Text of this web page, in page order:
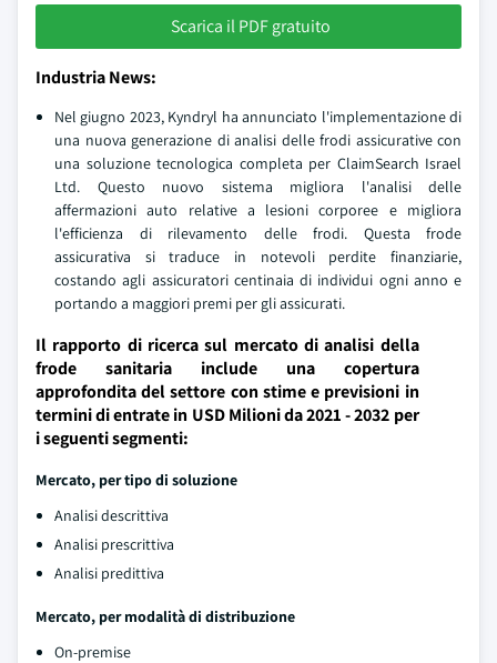
Scarica il PDF gratuito
Industria News:
Nel giugno 2023, Kyndryl ha annunciato l'implementazione di
una nuova generazione di analisi delle frodi assicurative con
una soluzione tecnologica completa per ClaimSearch Israel
Ltd. Questo nuovo sistema migliora l'analisi delle
affermazioni auto relative a lesioni corporee e migliora
l'efficienza di rilevamento delle frodi. Questa frode
assicurativa si traduce in notevoli perdite finanziarie,
costando agli assicuratori centinaia di individui ogni anno e
portando a maggiori premi per gli assicurati.
Il rapporto di ricerca sul mercato di analisi della
frode sanitaria include una copertura
approfondita del settore con stime e previsioni in
termini di entrate in USD Milioni da 2021 - 2032 per
i seguenti segmenti:
Mercato, per tipo di soluzione
Analisi descrittiva
Analisi prescrittiva
Analisi predittiva
Mercato, per modalità di distribuzione
On-premise